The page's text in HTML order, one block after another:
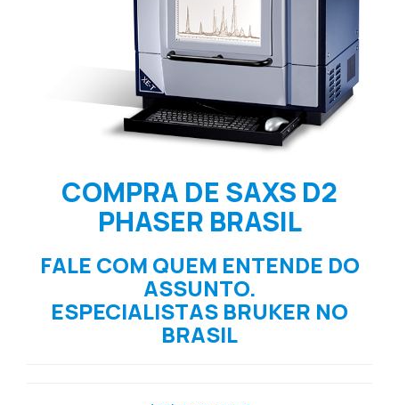
COMPRA DE SAXS D2
PHASER BRASIL
FALE COM QUEM ENTENDE DO
ASSUNTO.
ESPECIALISTAS BRUKER NO
BRASIL